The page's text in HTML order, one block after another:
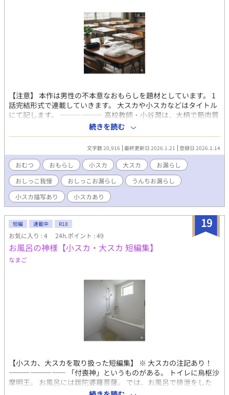
【注意】 本作は男性の不本意なおもらしを題材としています。 1
話完結形式で連載していきます。 大スカや小スカなどはタイトル
にて記します。 ―――――― 高校教師・小谷潤は、大柄で筋肉質
な見た目とは裏腹に、極端に気弱で泣き虫な先生。 大学生の頃、
スカトロ趣味の悪辣な先輩に目をつけられて地獄のような日々を
送っていたが、ある日学内で有名な、“桜原の悪夢”とよばれるア
マチュアボクサー・水澤冬也に救われ、まるで悪夢から目覚めた
ように解放された。 ……はずだった。 しかし潤の身体には、緊張
すると失禁してしまう深刻な後遺症が残ってしまい──。 そんな
潤の赴任先の高校に、冬也が転任してきて……？
続きを読む
文字数 20,916 最終更新日 2026.1.21 登録日 2026.1.14
おむつ おもらし 小スカ 大スカ
お漏らし
おしっこ我慢
おしっこお漏らし
うんちお漏らし
小スカ描写あり
小スカあり
19
短編 連載中 R18
お気に入り : 4 24h.ポイント : 49
お風呂の神様【小スカ・大スカ 短編集】
なまご
【小スカ、大スカを取り扱った短編集】 ※ 大スカの注記あり！
―――――――― 「付喪神」というものがある。 トイレに烏枢沙
摩明王。 お風呂には跋陀婆羅菩薩。 では、お風呂で排泄をした
ら、跋陀婆羅菩薩はどうするのだろうか…… ―――――――― 1